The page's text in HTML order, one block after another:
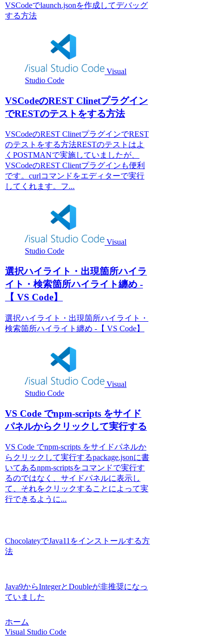
VSCodeでlaunch.jsonを作成してデバッグ
する方法
Visual
Studio Code
VSCodeのREST Clinetプラグイン
でRESTのテストをする方法
VSCodeのREST ClinetプラグインでREST
のテストをする方法RESTのテストはよ
くPOSTMANで実施していましたが、
VSCodeのREST Clientプラグインも便利
です。curlコマンドをエディターで実行
してくれます。フ...
Visual
Studio Code
選択ハイライト・出現箇所ハイラ
イト・検索箇所ハイライト纏め -
【 VS Code】
選択ハイライト・出現箇所ハイライト・
検索箇所ハイライト纏め -【 VS Code】
Visual
Studio Code
VS Code でnpm-scripts をサイド
パネルからクリックして実行する
VS Code でnpm-scripts をサイドパネルか
らクリックして実行するpackage.jsonに書
いてあるnpm-scriptsをコマンドで実行す
るのではなく、サイドパネルに表示し
て、それをクリックすることによって実
行できるように...
ChocolateyでJava11をインストールする方
法
Java9からIntegerとDoubleが非推奨になっ
ていました
ホーム
Visual Studio Code